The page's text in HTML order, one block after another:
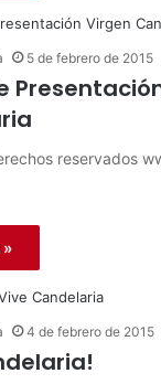
5 de febrero de 2015
reservados
»
4 de febrero de 2015